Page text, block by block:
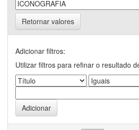
Retornar valores
Adicionar filtros:
Utilizar filtros para refinar o resultado